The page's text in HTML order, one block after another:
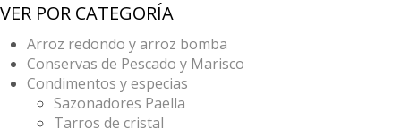
VER POR CATEGORÍA
Arroz redondo y arroz bomba
Conservas de Pescado y Marisco
Condimentos y especias
Sazonadores Paella
Tarros de cristal